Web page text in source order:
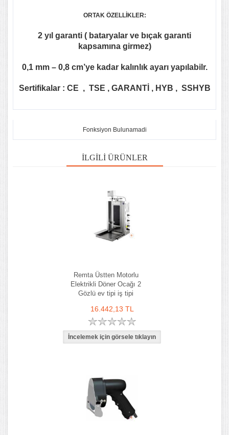
ORTAK ÖZELLİKLER:
2 yıl garanti ( bataryalar ve bıçak garanti
kapsamına girmez)
0,1 mm – 0,8 cm’ye kadar kalınlık ayarı yapılabilr.
Sertifikalar : CE , TSE , GARANTİ , HYB , SSHYB
Fonksiyon Bulunamadi
İLGILI ÜRÜNLER
Remta Üstten Motorlu
Elektrikli Döner Ocağı 2
Gözlü ev tipi iş tipi
16.442,13 TL